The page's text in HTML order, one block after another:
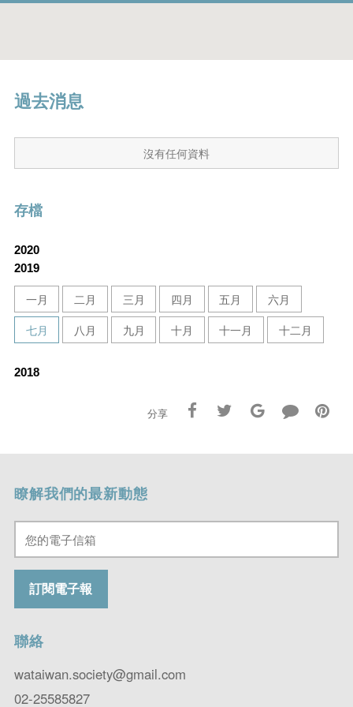
過去消息
沒有任何資料
存檔
2020
2019
一月 二月 三月 四月 五月
六月
七月
八月 九月 十月 十一月 十二月
2018
分享
瞭解我們的最新動態
聯絡
wataiwan.society@gmail.com
02-25585827